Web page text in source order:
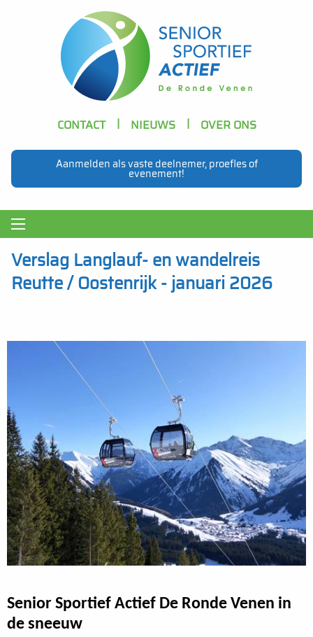
Skip to main content
Header
Navigation
CONTACT NIEUWS OVER ONS
Aanmelden als vaste deelnemer, proefles of
evenement!
Main
navigation
Verslag Langlauf- en wandelreis
Reutte / Oostenrijk - januari 2026
Senior Sportief Actief De Ronde Venen in
de sneeuw